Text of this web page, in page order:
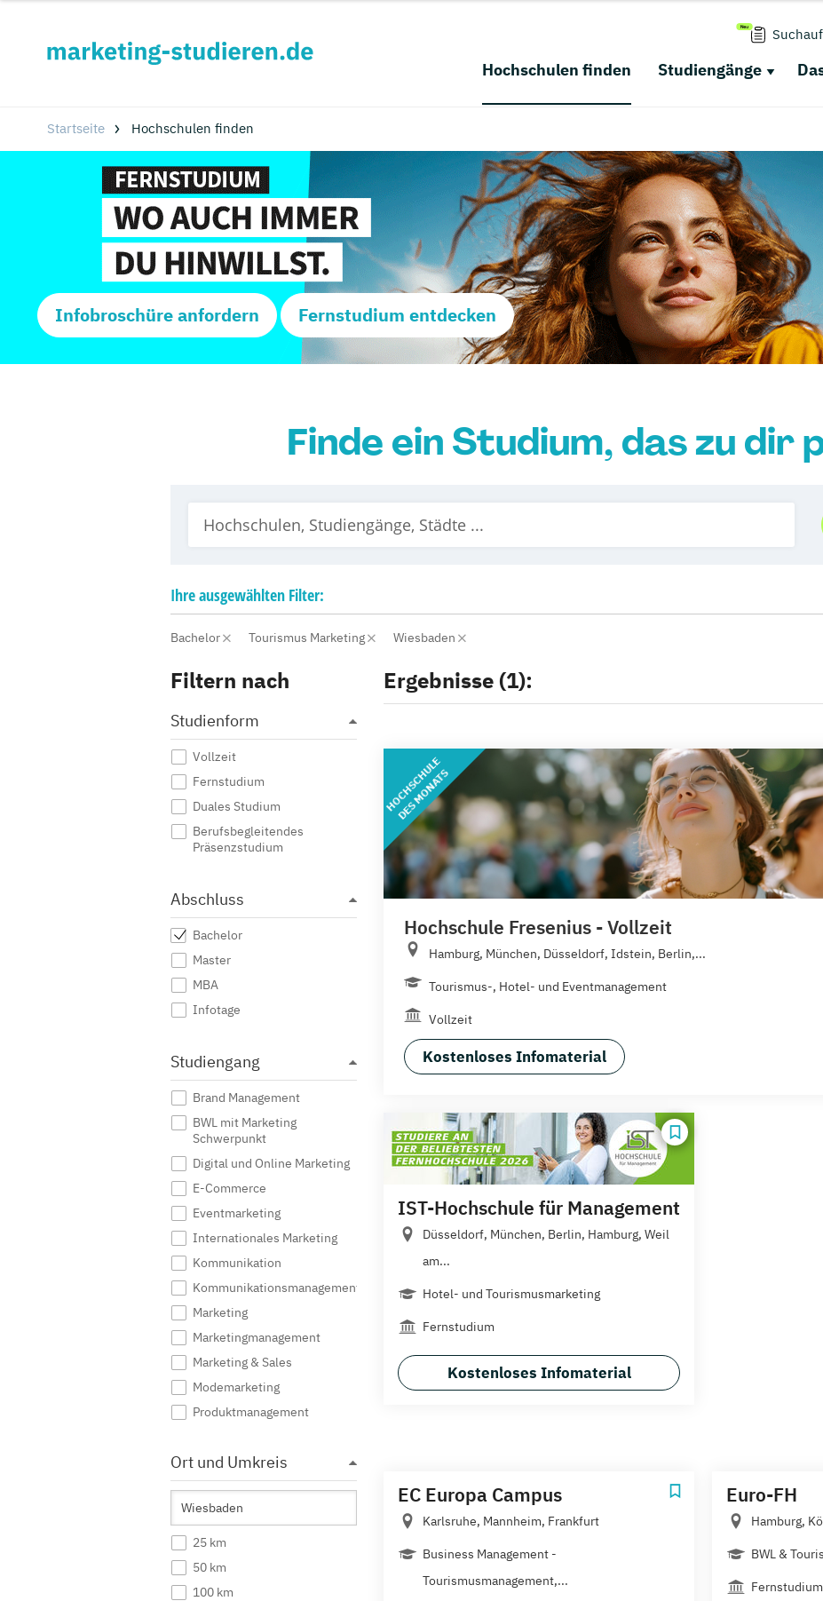
Hochschulen finden Studiengänge
Startseite Hochschulen finden
Infobroschüre anfordern Fernstudium entdecken
Finde ein Studium, das zu dir
Ihreausgewählten Filter:
Bachelor Tourismus Marketing Wiesbaden
Filtern nach
Studienform
Vollzeit
Fernstudium
Duales Studium
Berufsbegleitendes
Präsenzstudium
Abschluss
Bachelor
Master
MBA
Infotage
Studiengang
Brand Management
BWL mit Marketing
Schwerpunkt
Digital und Online Marketing
E-Commerce
Eventmarketing
Internationales Marketing
Kommunikation
Kommunikationsmanagement
Marketing
Marketingmanagement
Marketing & Sales
Modemarketing
Produktmanagement
Sportmarketing
Tourismus Marketing
Unternehmenskommunikation
Werbung
Wirtschaftskommunikation
Ort und Umkreis
25 km
50 km
100 km
Ergebnisse (1):
HOCHSCHULE
DES MONATS
Hochschule Fresenius - Vollzeit
Hamburg, München, Düsseldorf, Idstein, Berlin,...
Tourismus-, Hotel- und Eventmanagement
Vollzeit
Kostenloses Infomaterial
IST-Hochschule für Management
Düsseldorf, München, Berlin, Hamburg, Weil
am...
Hotel- und Tourismusmarketing
Fernstudium
Kostenloses Infomaterial
EC Europa Campus
Karlsruhe, Mannheim, Frankfurt
Business Management -
Tourismusmanagement,...
Euro-FH
Hamburg,
BWL &
Fernstudium